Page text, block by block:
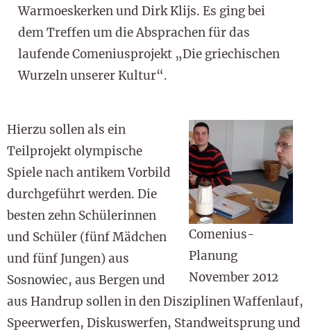
Warmoeskerken und Dirk Klijs. Es ging bei
dem Treffen um die Absprachen für das
laufende Comeniusprojekt „Die griechischen
Wurzeln unserer Kultur“.
Comenius-
Planung
November 2012
Hierzu sollen als ein
Teilprojekt olympische
Spiele nach antikem Vorbild
durchgeführt werden. Die
besten zehn Schülerinnen
und Schüler (fünf Mädchen
und fünf Jungen) aus
Sosnowiec, aus Bergen und
aus Handrup sollen in den Disziplinen Waffenlauf,
Speerwerfen, Diskuswerfen, Standweitsprung und